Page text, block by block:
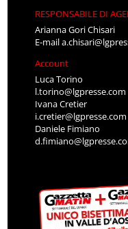
RESPONSABILE DI
Arianna Gori Chisari
E-mail
Account
Luca Torino
l.torino@lgpresse.com
Ivana Cretier
i.cretier@lgpresse.com
Daniele Fimiano